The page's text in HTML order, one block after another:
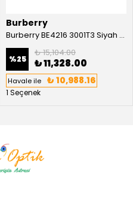
Burberry
Burberry BE4216 3001T3 Siyah Kadın Güneş Gözlüğü
%25
₺ 15,104.00
₺ 11,328.00
Havale ile ₺ 10,988.16
1 Seçenek